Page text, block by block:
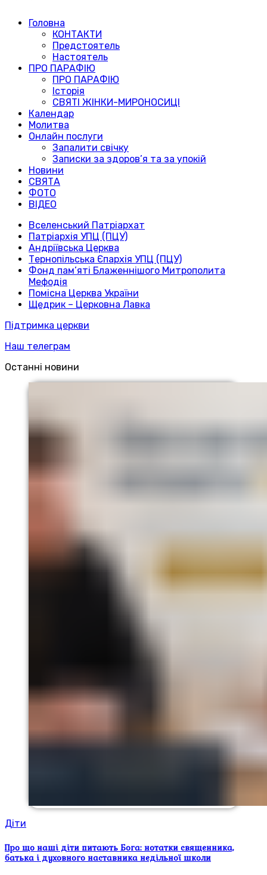
Головна
КОНТАКТИ
Предстоятель
Настоятель
ПРО ПАРАФІЮ
ПРО ПАРАФІЮ
Історія
СВЯТІ ЖІНКИ-МИРОНОСИЦІ
Календар
Молитва
Онлайн послуги
Запалити свічку
Записки за здоров’я та за упокій
Новини
СВЯТА
ФОТО
ВІДЕО
Вселенський Патріархат
Патріархія УПЦ (ПЦУ)
Андріївська Церква
Тернопільська Єпархія УПЦ (ПЦУ)
Фонд пам’яті Блаженнішого Митрополита
Мефодія
Помісна Церква України
Щедрик – Церковна Лавка
Підтримка церкви
Наш телеграм
Останні новини
Діти
Про що наші діти питають Бога: нотатки священника,
батька і духовного наставника недільної школи